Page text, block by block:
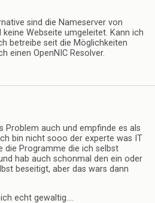
sind die Nameserver von
keine Webseite umgeleitet. Kann ich
betreibe seit die Möglichkeiten
einen OpenNIC Resolver.
Problem auch und empfinde es als
bin nicht sooo der experte was IT
die Programme die ich selbst
hab auch schonmal den ein oder
beseitigt, aber das wars dann
echt gewaltig….